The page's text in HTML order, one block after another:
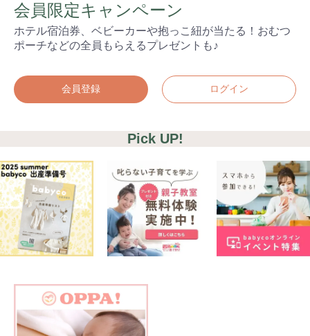
会員限定キャンペーン
ホテル宿泊券、ベビーカーや抱っこ紐が当たる！おむつ
ポーチなどの全員もらえるプレゼントも♪
会員登録 ログイン
Pick UP!